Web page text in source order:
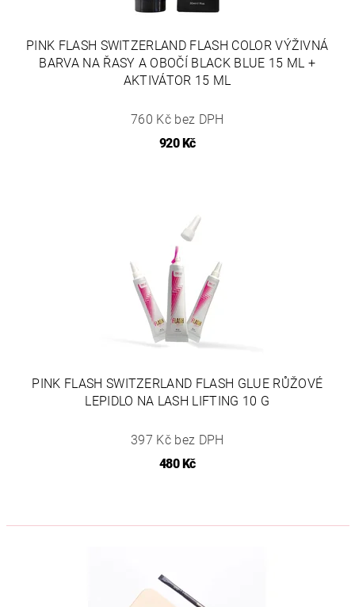
PINK FLASH SWITZERLAND FLASH COLOR VÝŽIVNÁ
BARVA NA ŘASY A OBOČÍ BLACK BLUE 15 ML +
AKTIVÁTOR 15 ML
760 Kč bez DPH
920 Kč
PINK FLASH SWITZERLAND FLASH GLUE RŮŽOVÉ
LEPIDLO NA LASH LIFTING 10 G
397 Kč bez DPH
480 Kč